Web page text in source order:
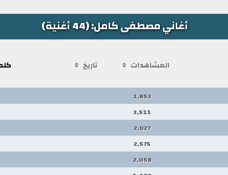
أغاني مصطفى كامل: (44 أغنية)
المشاهدات تاريخ
1,853
3,511
2,027
2,575
2,058